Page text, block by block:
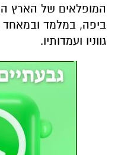
המופלאים של הארץ
ביפה, במלמד
גווניו ועמדותיו.